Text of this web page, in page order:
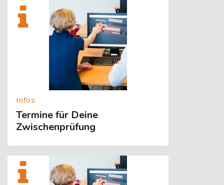
[Cocoon] About (Text with Image) überspringen
Termine für Deine
Zwischenprüfung
[Cocoon] About (Text with Image) überspringen